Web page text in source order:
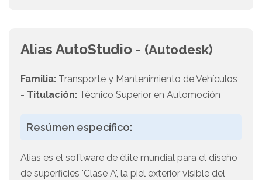
Alias AutoStudio - (Autodesk)
Familia: Transporte y Mantenimiento de Vehículos
- Titulación: Técnico Superior en Automoción
Resúmen específico:
Alias es el software de élite mundial para el diseño
de superficies 'Clase A', la piel exterior visible del